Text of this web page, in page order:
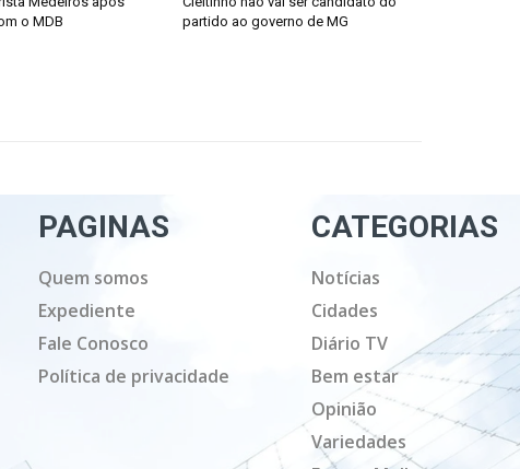
o MDB
partido ao governo de MG
PAGINAS
Quem somos
Expediente
Fale Conosco
Política de privacidade
CATEGORIAS
Notícias
Cidades
Diário TV
Bem estar
Opinião
Variedades